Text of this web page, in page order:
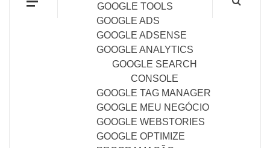
GOOGLE TOOLS
GOOGLE ADS
GOOGLE ADSENSE
GOOGLE ANALYTICS
GOOGLE SEARCH
CONSOLE
GOOGLE TAG MANAGER
GOOGLE MEU NEGÓCIO
GOOGLE WEBSTORIES
GOOGLE OPTIMIZE